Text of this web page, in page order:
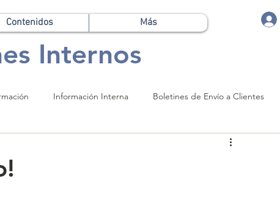
Contenidos Más
Internos
Información Interna Boletines de Envío a Clientes